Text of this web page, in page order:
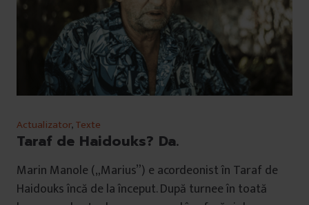
Actualizator,Texte
Taraf de Haidouks? Da.
Marin Manole („Marius”) e acordeonist în Taraf de
Haidouks încă de la început. După turnee în toată